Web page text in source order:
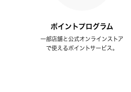
ポイントプログラム
一部店舗と公式オンラインストア
で使えるポイントサービス。